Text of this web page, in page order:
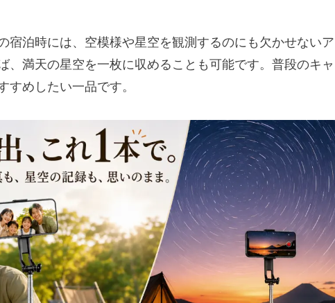
宿泊時には、空模様や星空を観測するのにも欠かせないア
、満天の星空を一枚に収めることも可能です。普段のキャ
すめしたい一品です。